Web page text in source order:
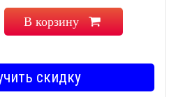
В корзину
скидку